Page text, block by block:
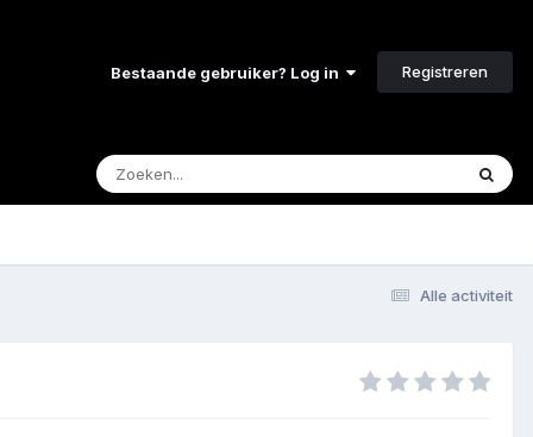
Bestaande gebruiker? Log in Registreren
Alle activiteit